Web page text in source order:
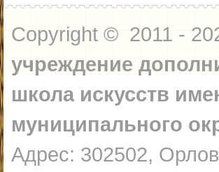
Copyright © 2011 -
учреждение
школа искусств
муниципального
Адрес: 302502,